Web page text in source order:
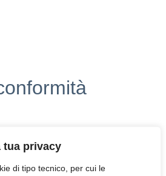
tua privacy
di tipo tecnico, per cui le